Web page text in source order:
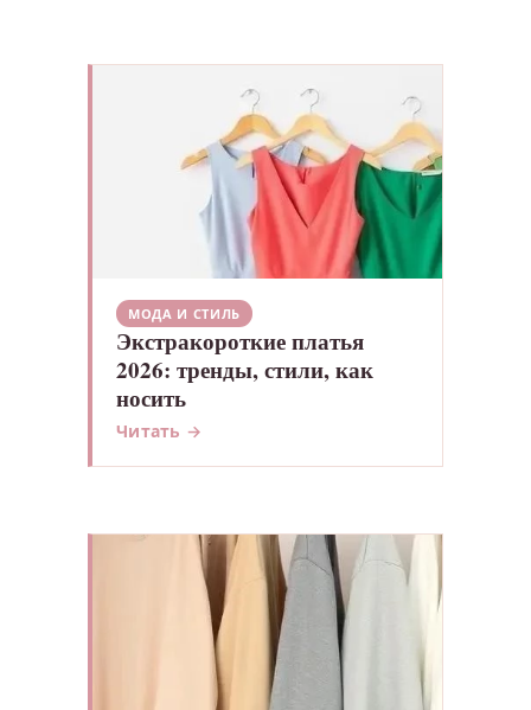
МОДА И СТИЛЬ
Экстракороткие платья
2026: тренды, стили, как
носить
Читать →